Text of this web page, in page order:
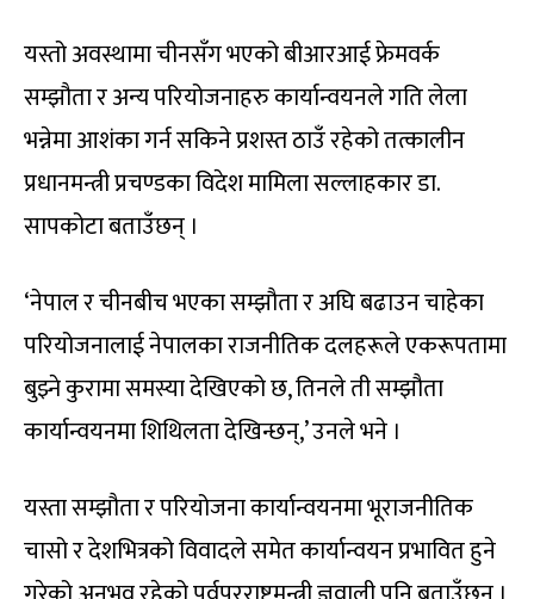
यस्तो अवस्थामा चीनसँग भएको बीआरआई फ्रेमवर्क
सम्झौता र अन्य परियोजनाहरु कार्यान्वयनले गति लेला
भन्नेमा आशंका गर्न सकिने प्रशस्त ठाउँ रहेको तत्कालीन
प्रधानमन्त्री प्रचण्डका विदेश मामिला सल्लाहकार डा.
सापकोटा बताउँछन् ।
‘नेपाल र चीनबीच भएका सम्झौता र अघि बढाउन चाहेका
परियोजनालाई नेपालका राजनीतिक दलहरूले एकरूपतामा
बुझ्ने कुरामा समस्या देखिएको छ, तिनले ती सम्झौता
कार्यान्वयनमा शिथिलता देखिन्छन्,’ उनले भने ।
यस्ता सम्झौता र परियोजना कार्यान्वयनमा भूराजनीतिक
चासो र देशभित्रको विवादले समेत कार्यान्वयन प्रभावित हुने